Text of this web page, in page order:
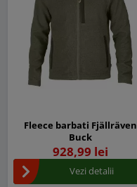
Fleece barbati Fjällräven
Buck
928,99 lei
Vezi detalii